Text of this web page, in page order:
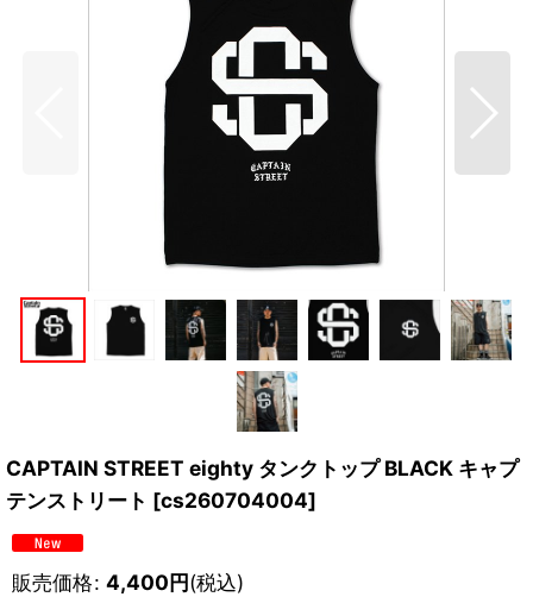
CAPTAIN STREET eighty タンクトップ BLACK キャプ
テンストリート [cs260704004]
販売価格: 4,400円(税込)